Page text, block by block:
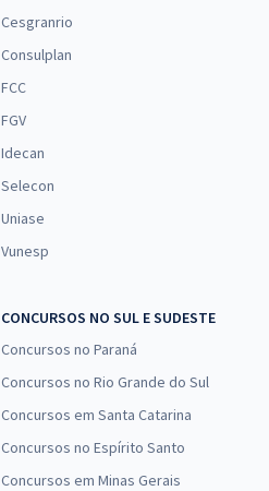
Cesgranrio
Consulplan
FCC
FGV
Idecan
Selecon
Uniase
Vunesp
CONCURSOS NO SUL E SUDESTE
Concursos no Paraná
Concursos no Rio Grande do Sul
Concursos em Santa Catarina
Concursos no Espírito Santo
Concursos em Minas Gerais